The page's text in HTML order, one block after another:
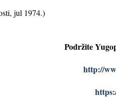
jul 1974.)
Podržite
http://